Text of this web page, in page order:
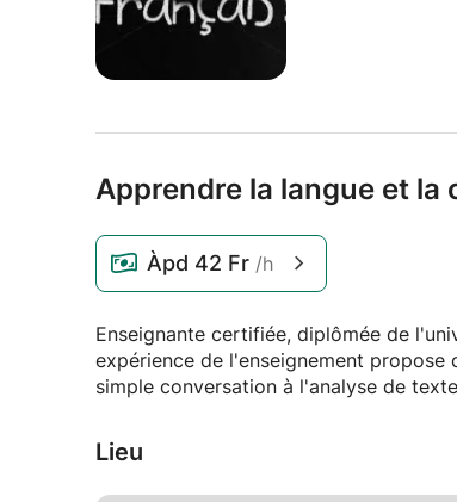
Apprendre la langue et
Àpd 42 Fr /h
Enseignante certifiée, diplômée de
expérience de l'enseignement propose
simple conversation à l'analyse de
Lieu